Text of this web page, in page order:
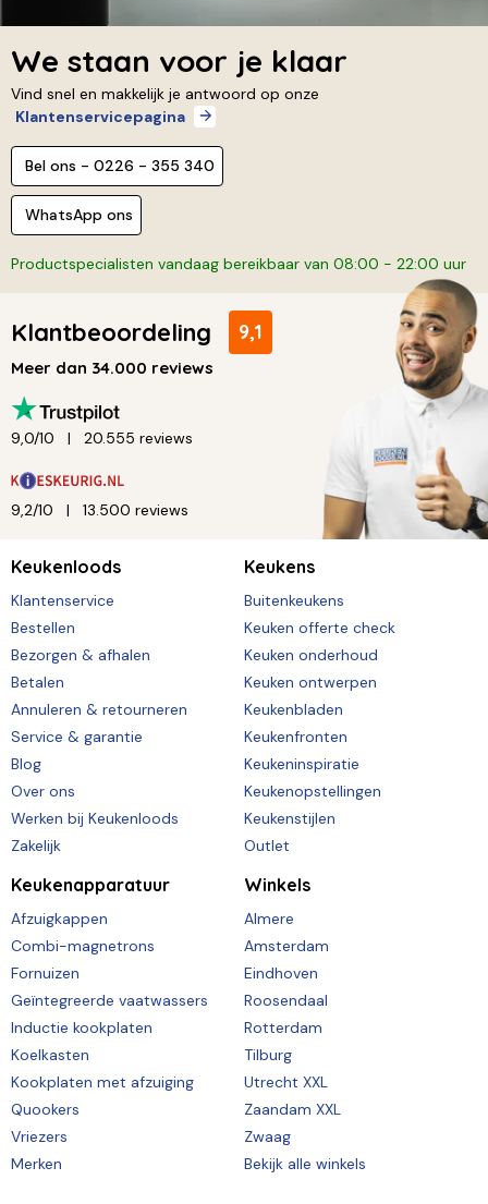
We staan voor je klaar
Vind snel en makkelijk je antwoord op onze
Klantenservicepagina
Bel ons - 0226 - 355 340
WhatsApp ons
Productspecialisten vandaag bereikbaar van 08:00 - 22:00 uur
Klantbeoordeling 9,1
Meer dan 34.000 reviews
9,0/10 20.555 reviews
9,2/10 13.500 reviews
Keukenloods
Klantenservice
Bestellen
Bezorgen & afhalen
Betalen
Annuleren & retourneren
Service & garantie
Blog
Over ons
Werken bij Keukenloods
Zakelijk
Keukens
Buitenkeukens
Keuken offerte check
Keuken onderhoud
Keuken ontwerpen
Keukenbladen
Keukenfronten
Keukeninspiratie
Keukenopstellingen
Keukenstijlen
Outlet
Keukenapparatuur
Afzuigkappen
Combi-magnetrons
Fornuizen
Geïntegreerde vaatwassers
Inductie kookplaten
Koelkasten
Kookplaten met afzuiging
Quookers
Vriezers
Merken
Winkels
Almere
Amsterdam
Eindhoven
Roosendaal
Rotterdam
Tilburg
Utrecht XXL
Zaandam XXL
Zwaag
Bekijk alle winkels